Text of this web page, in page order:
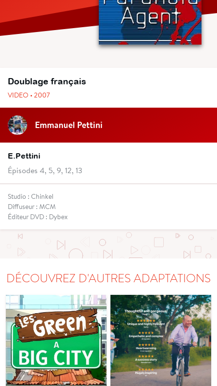
Doublage français
VIDEO • 2007
Emmanuel Pettini
E.Pettini
Épisodes 4, 5, 9, 12, 13
Studio : Chinkel
Diffuseur : MCM
Éditeur DVD : Dybex
DÉCOUVREZ D'AUTRES ADAPTATIONS